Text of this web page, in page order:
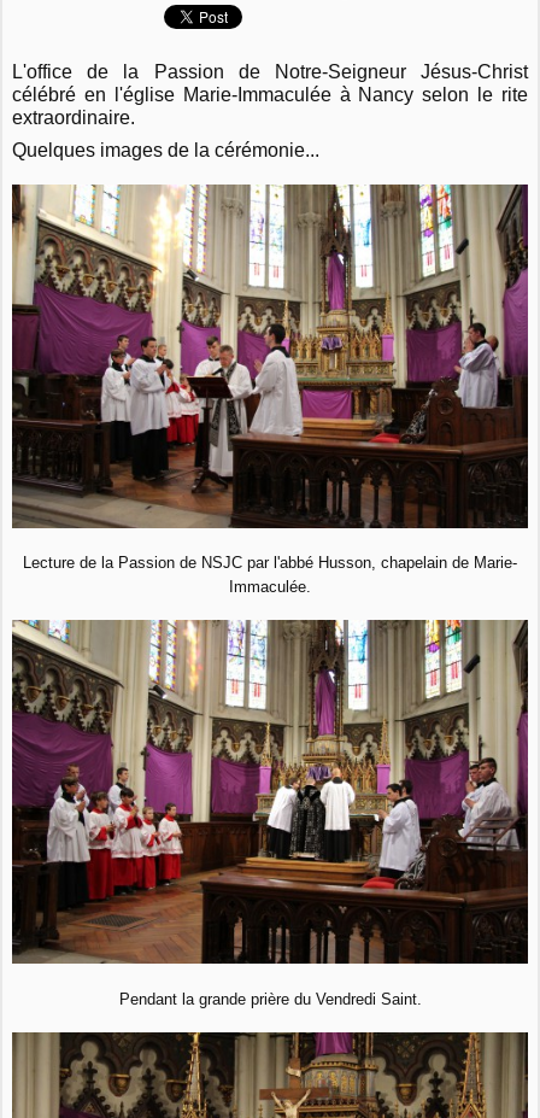
L'office de la Passion de Notre-Seigneur Jésus-Christ
célébré en l'église Marie-Immaculée à Nancy selon le rite
extraordinaire.
Quelques images de la cérémonie...
Lecture de la Passion de NSJC par l'abbé Husson, chapelain de Marie-
Immaculée.
Pendant la grande prière du Vendredi Saint.